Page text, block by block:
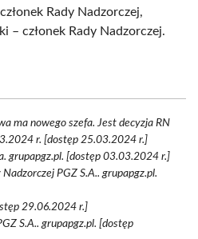
Rady Nadzorczej,
– członek Rady Nadzorczej.
ma nowego szefa. Jest decyzja RN
r. [dostęp 25.03.2024 r.]
grupapgz.pl. [dostęp 03.03.2024 r.]
PGZ S.A.. grupapgz.pl.
29.06.2024 r.]
S.A.. grupapgz.pl. [dostęp